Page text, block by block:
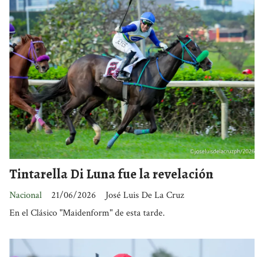
Tintarella Di Luna fue la revelación
José Luis De La Cruz
Nacional
21/06/2026
En el Clásico "Maidenform" de esta tarde.